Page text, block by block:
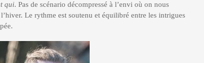
qui. Pas de scénario décompressé à l’envi où on nous
Le rythme est soutenu et équilibré entre les intrigues